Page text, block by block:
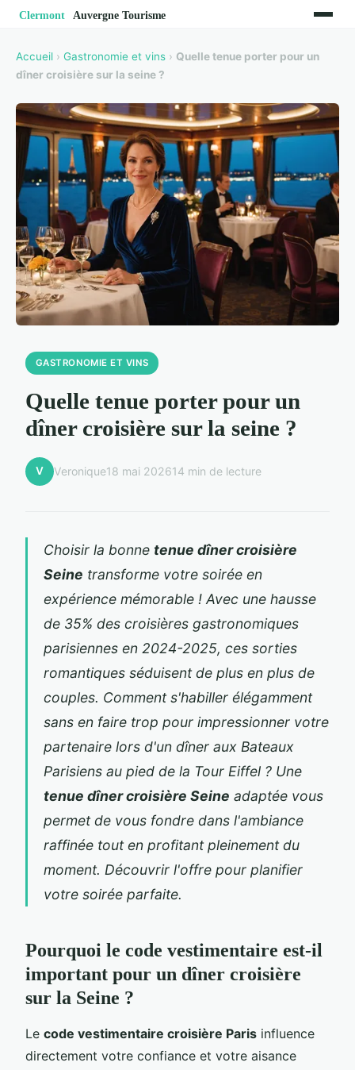
Accueil › Gastronomie et vins › Quelle tenue porter pour un
dîner croisière sur la seine ?
GASTRONOMIE ET VINS
Quelle tenue porter pour un
dîner croisière sur la seine ?
V Veronique18 mai 202614 min de lecture
Choisir la bonne tenue dîner croisière
Seine transforme votre soirée en
expérience mémorable ! Avec une hausse
de 35% des croisières gastronomiques
parisiennes en 2024-2025, ces sorties
romantiques séduisent de plus en plus de
couples. Comment s'habiller élégamment
sans en faire trop pour impressionner votre
partenaire lors d'un dîner aux Bateaux
Parisiens au pied de la Tour Eiffel ? Une
tenue dîner croisière Seine adaptée vous
permet de vous fondre dans l'ambiance
raffinée tout en profitant pleinement du
moment. Découvrir l'offre pour planifier
votre soirée parfaite.
Pourquoi le code vestimentaire est-il
important pour un dîner croisière
sur la Seine ?
Le code vestimentaire croisière Paris influence
directement votre confiance et votre aisance